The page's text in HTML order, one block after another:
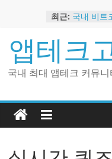
content
최근: 국내 비트
트
2024 강력
금 앱테크
해외 코인
앱테크
국내 최대 앱테크 커뮤니